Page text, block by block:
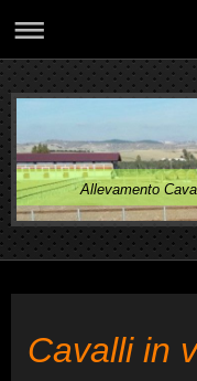
Allevamento
Cavalli in